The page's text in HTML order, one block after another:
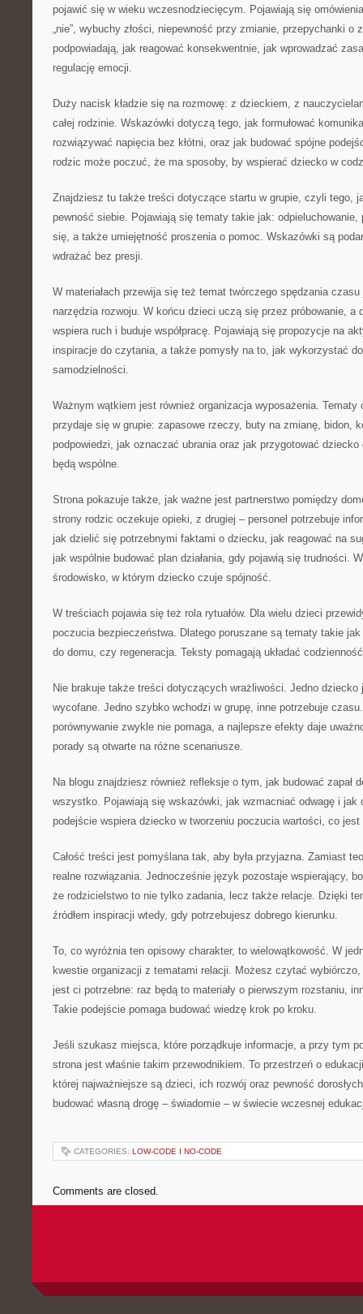
pojawić się w wieku wczesnodziecięcym. Pojawiają się
„nie”, wybuchy złości, niepewność przy zmianie, przepychanki o
podpowiadają, jak reagować konsekwentnie, jak wprowadzać
regulację emocji.
Duży nacisk kładzie się na rozmowę: z dzieckiem, z
całej rodzinie. Wskazówki dotyczą tego, jak formułować
rozwiązywać napięcia bez kłótni, oraz jak budować spójne
rodzic może poczuć, że ma sposoby, by wspierać dziecko w
Znajdziesz tu także treści dotyczące startu w grupie, czyli tego,
pewność siebie. Pojawiają się tematy takie jak: odpieluchowanie,
się, a także umiejętność proszenia o pomoc. Wskazówki są
wdrażać bez presji.
W materiałach przewija się też temat twórczego spędzania
narzędzia rozwoju. W końcu dzieci uczą się przez próbowanie, a
wspiera ruch i buduje współpracę. Pojawiają się propozycje na
inspiracje do czytania, a także pomysły na to, jak wykorzystać
samodzielności.
Ważnym wątkiem jest również organizacja wyposażenia. Tematy
przydaje się w grupie: zapasowe rzeczy, buty na zmianę, bidon,
podpowiedzi, jak oznaczać ubrania oraz jak przygotować
będą wspólne.
Strona pokazuje także, jak ważne jest partnerstwo pomiędzy
strony rodzic oczekuje opieki, z drugiej – personel potrzebuje
jak dzielić się potrzebnymi faktami o dziecku, jak reagować na
jak wspólnie budować plan działania, gdy pojawią się trudności.
środowisko, w którym dziecko czuje spójność.
W treściach pojawia się też rola rytuałów. Dla wielu dzieci
poczucia bezpieczeństwa. Dlatego poruszane są tematy takie
do domu, czy regeneracja. Teksty pomagają układać
Nie brakuje także treści dotyczących wrażliwości. Jedno dziecko
wycofane. Jedno szybko wchodzi w grupę, inne potrzebuje
porównywanie zwykle nie pomaga, a najlepsze efekty daje
porady są otwarte na różne scenariusze.
Na blogu znajdziesz również refleksje o tym, jak budować zapał
wszystko. Pojawiają się wskazówki, jak wzmacniać odwagę i jak
podejście wspiera dziecko w tworzeniu poczucia wartości, co jest
Całość treści jest pomyślana tak, aby była przyjazna. Zamiast
realne rozwiązania. Jednocześnie język pozostaje wspierający,
że rodzicielstwo to nie tylko zadania, lecz także relacje. Dzięki
źródłem inspiracji wtedy, gdy potrzebujesz dobrego kierunku.
To, co wyróżnia ten opisowy charakter, to wielowątkowość. W
kwestie organizacji z tematami relacji. Możesz czytać
jest ci potrzebne: raz będą to materiały o pierwszym rozstaniu,
Takie podejście pomaga budować wiedzę krok po kroku.
Jeśli szukasz miejsca, które porządkuje informacje, a przy tym
strona jest właśnie takim przewodnikiem. To przestrzeń o
której najważniejsze są dzieci, ich rozwój oraz pewność
budować własną drogę – świadomie – w świecie wczesnej
CATEGORIES: LOW-CODE I NO-CODE
Comments are closed.